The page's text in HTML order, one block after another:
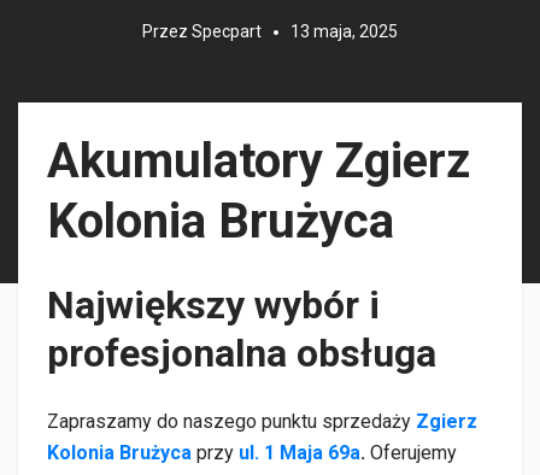
Przez Specpart 13 maja, 2025
Akumulatory Zgierz
Kolonia Brużyca
Największy wybór i
profesjonalna obsługa
Zapraszamy do naszego punktu sprzedaży Zgierz
Kolonia Brużyca przy ul. 1 Maja 69a. Oferujemy